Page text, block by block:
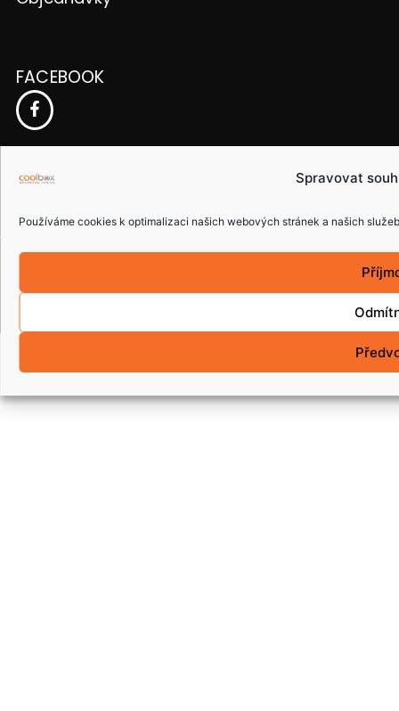
Spravovat
Používáme cookies k optimalizaci našich webových stránek a našich
FACEBOOK